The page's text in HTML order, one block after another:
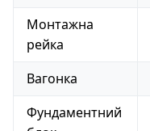
Монтажна
рейка
Вагонка
Фундаментний